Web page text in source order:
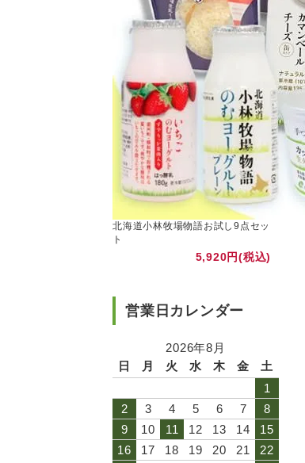
北海道小林牧場物語お試し9点セッ
ト
5,920円(税込)
営業日カレンダー
2026年8月
日
月 火 水 木 金
土
1
2
3 4 5 6 7
8
9
10 11 12 13 14
15
16
17 18 19 20 21
22